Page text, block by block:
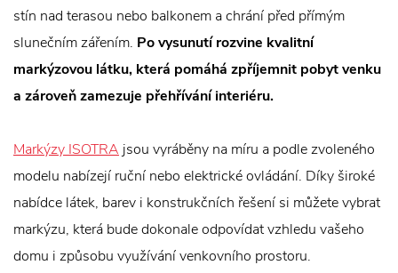
stín nad terasou nebo balkonem a chrání před přímým
slunečním zářením. Po vysunutí rozvine kvalitní
markýzovou látku, která pomáhá zpříjemnit pobyt venku
a zároveň zamezuje přehřívání interiéru.
Markýzy ISOTRA jsou vyráběny na míru a podle zvoleného
modelu nabízejí ruční nebo elektrické ovládání. Díky široké
nabídce látek, barev i konstrukčních řešení si můžete vybrat
markýzu, která bude dokonale odpovídat vzhledu vašeho
domu i způsobu využívání venkovního prostoru.